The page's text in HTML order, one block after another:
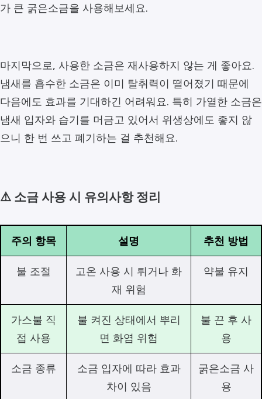
가 큰 굵은소금을 사용해보세요.
마지막으로, 사용한 소금은 재사용하지 않는 게 좋아요.
냄새를 흡수한 소금은 이미 탈취력이 떨어졌기 때문에
다음에도 효과를 기대하긴 어려워요. 특히 가열한 소금은
냄새 입자와 습기를 머금고 있어서 위생상에도 좋지 않
으니 한 번 쓰고 폐기하는 걸 추천해요.
⚠️ 소금 사용 시 유의사항 정리
주의 항목 설명 추천 방법
불 조절
고온 사용 시 튀거나 화
재 위험
약불 유지
가스불 직
접 사용
불 켜진 상태에서 뿌리
면 화염 위험
불 끈 후 사
용
소금 종류
소금 입자에 따라 효과
차이 있음
굵은소금 사
용